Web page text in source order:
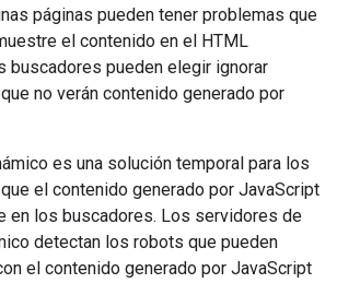
páginas pueden tener problemas que
el contenido en el HTML
buscadores pueden elegir ignorar
no verán contenido generado por
es una solución temporal para los
el contenido generado por JavaScript
en los buscadores. Los servidores de
detectan los robots que pueden
el contenido generado por JavaScript